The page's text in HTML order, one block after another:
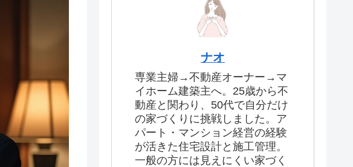
ナオ
専業主婦→不動産オーナー→マ
イホーム建築主へ。25歳から不
動産と関わり、50代で自分だけ
の家づくりに挑戦しました。ア
パート・マンション経営の経験
が活きた住宅設計と施工管理。
一般の方には見えにくい家づく